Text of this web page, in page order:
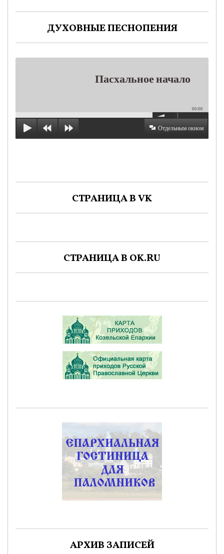
ДУХОВНЫЕ ПЕСНОПЕНИЯ
Пасхальное начало
00:00
Отдельным окном
СТРАНИЦА В VK
СТРАНИЦА В OK.RU
АРХИВ ЗАПИСЕЙ